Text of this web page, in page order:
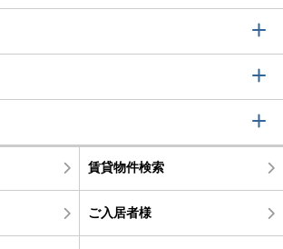
賃貸物件検索
ご入居者様